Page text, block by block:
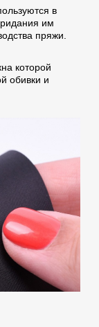
в
им
пряжи.
которой
обивки и